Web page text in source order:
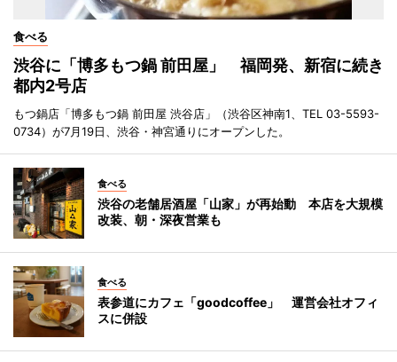
食べる
渋谷に「博多もつ鍋 前田屋」 福岡発、新宿に続き
都内2号店
もつ鍋店「博多もつ鍋 前田屋 渋谷店」（渋谷区神南1、TEL 03-5593-
0734）が7月19日、渋谷・神宮通りにオープンした。
食べる
渋谷の老舗居酒屋「山家」が再始動 本店を大規模
改装、朝・深夜営業も
食べる
表参道にカフェ「goodcoffee」 運営会社オフィ
スに併設